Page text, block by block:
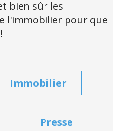
bien sûr les
l'immobilier pour que
Immobilier
Presse